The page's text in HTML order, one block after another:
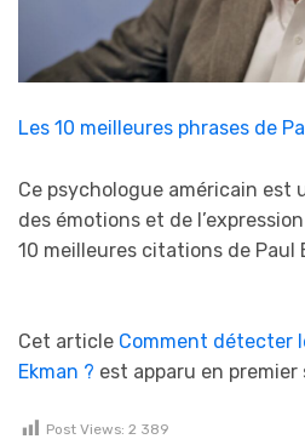
Les 10 meilleures phrases de
Ce psychologue américain est
des émotions et de
10 meilleures citations de Paul
Cet article Comment détecter
Ekman ? est apparu en premier
Post Views: 2 389